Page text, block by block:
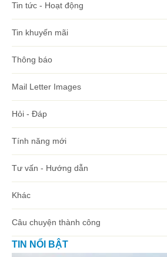
Tin tức - Hoạt động
Tin khuyến mãi
Thông báo
Mail Letter Images
Hỏi - Đáp
Tính năng mới
Tư vấn - Hướng dẫn
Khác
Câu chuyện thành công
TIN NỔI BẬT